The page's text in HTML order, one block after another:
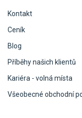
Kontakt
Ceník
Blog
Příběhy našich klientů
Kariéra - volná místa
Všeobecné obchodní